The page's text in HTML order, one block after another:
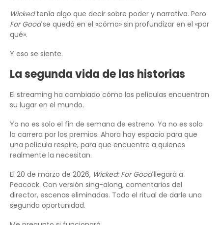
Wickedtenía algo que decir sobre poder y narrativa. Pero
For Goodse quedó en el «cómo» sin profundizar en el «por
qué».
Y eso se siente.
La segunda vida de las historias
El streaming ha cambiado cómo las películas encuentran
su lugar en el mundo.
Ya no es solo el fin de semana de estreno. Ya no es solo
la carrera por los premios. Ahora hay espacio para que
una película respire, para que encuentre a quienes
realmente la necesitan.
El 20 de marzo de 2026, Wicked: For Goodllegará a
Peacock. Con versión sing-along, comentarios del
director, escenas eliminadas. Todo el ritual de darle una
segunda oportunidad.